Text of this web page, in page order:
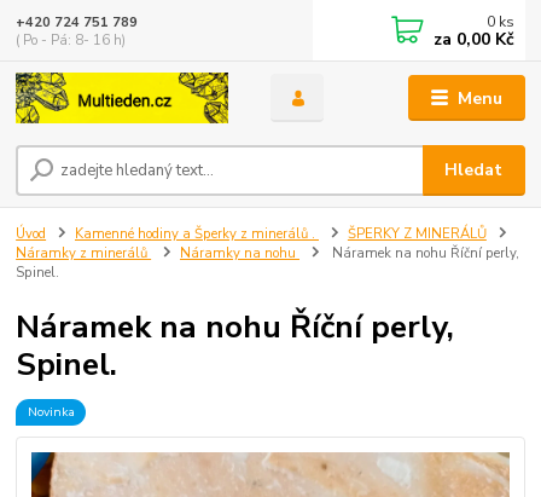
Menu
Hledat
+420 724 751 789
( Po - Pá: 8- 16 h)
0 ks
za 0,00 Kč
Úvod Kamenné hodiny a Šperky z minerálů .
ŠPERKY Z MINERÁLŮ
Náramky z minerálů
Náramky na nohu
Náramek na nohu Říční perly,
Spinel.
Náramek na nohu Říční perly,
Spinel.
Novinka